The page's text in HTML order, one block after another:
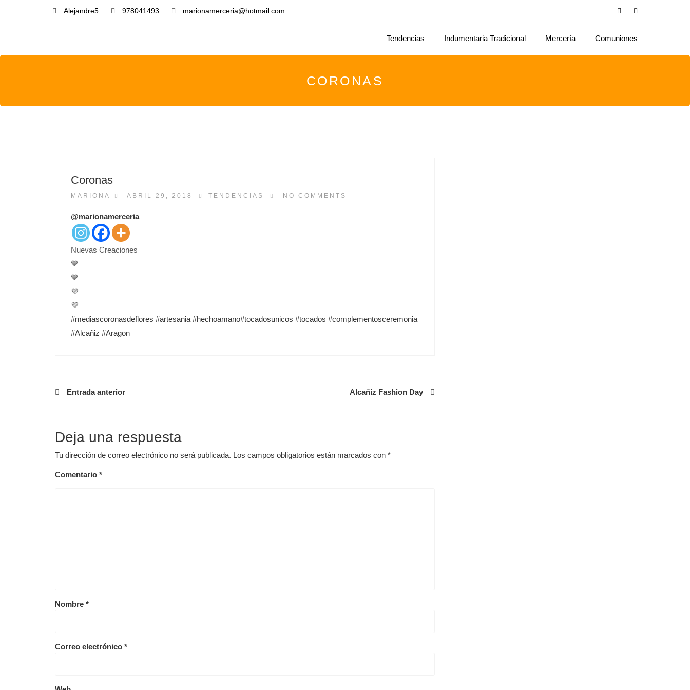
Alejandre5 978041493 marionamerceria@hotmail.com
Tendencias Indumentaria Tradicional Mercería Comuniones
CORONAS
Coronas
MARIONA
P
S
T
E
D
O
ABRIL 29, 2018 TENDENCIAS NO COMMENTS
@marionamerceria
Nuevas Creaciones
💙
💙
💜
💜
#mediascoronasdeflores #artesania #hechoamano#tocadosunicos #tocados #complementosceremonia
#Alcañiz #Aragon
Navegación
entradas
Entrada anterior Alcañiz Fashion Day
Deja una respuesta
Tu dirección de correo electrónico no será publicada. Los campos obligatorios están marcados con *
Comentario *
Nombre *
Correo electrónico *